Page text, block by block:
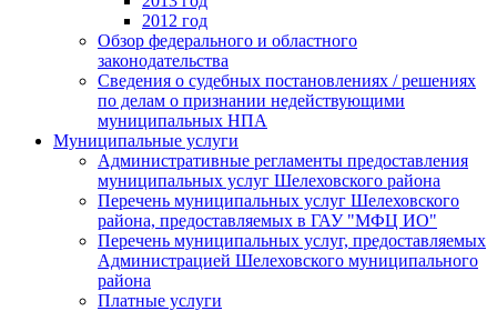
2012 год
Обзор федерального и областного
законодательства
Сведения о судебных постановлениях / решениях
по делам о признании недействующими
муниципальных НПА
Муниципальные услуги
Административные регламенты предоставления
муниципальных услуг Шелеховского района
Перечень муниципальных услуг Шелеховского
района, предоставляемых в ГАУ "МФЦ ИО"
Перечень муниципальных услуг, предоставляемых
Администрацией Шелеховского муниципального
района
Платные услуги